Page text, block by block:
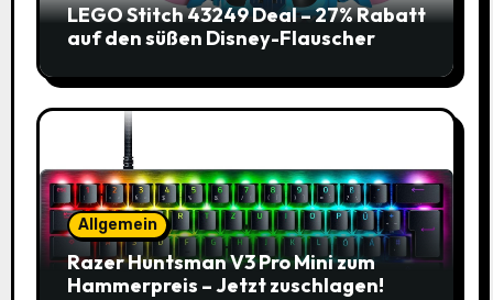
LEGO Stitch 43249 Deal – 27% Rabatt
auf den süßen Disney-Flauscher
Allgemein
Razer Huntsman V3 Pro Mini zum
Hammerpreis – Jetzt zuschlagen!